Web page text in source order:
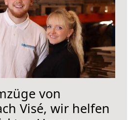
von
Visé, wir helfen